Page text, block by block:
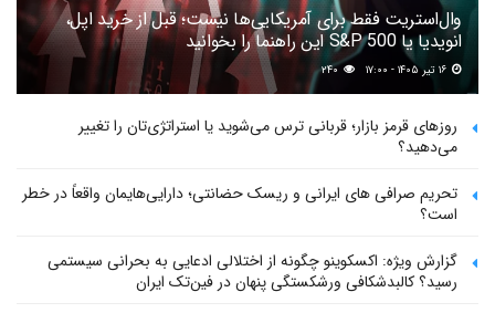
وال‌استریت فقط برای آمریکایی‌ها نیست؛ قبل از خرید اپل،
انویدیا یا S&P 500 این راهنما را بخوانید
۲۴۰
روزهای قرمز بازار؛ قربانی ترس می‌شوید یا استراتژی‌تان را تغییر
می‌دهید؟
تحریم صرافی های ایرانی و ریسک حضانتی؛ دارایی‌هایمان واقعاً در خطر
است؟
گزارش ویژه: اکسکوینو چگونه از اختلالی ادعایی به بحرانی سیستمی
رسید؟ کالبدشکافی ورشکستگی پنهان در فین‌تک ایران